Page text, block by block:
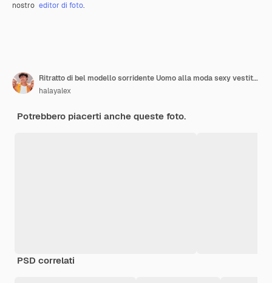
nostro editor di foto.
Ritratto di bel modello sorridente Uomo alla moda sexy vestito in camicia e pantaloni Moda uomo hipster in posa vicino al muro blu in studio isolato
halayalex
Potrebbero piacerti anche queste foto.
PSD correlati